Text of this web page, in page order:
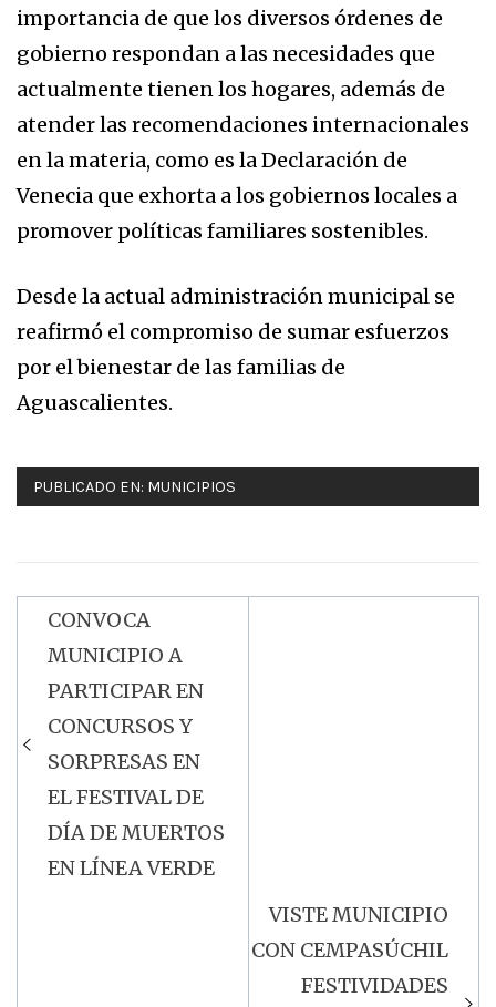
importancia de que los diversos órdenes de
gobierno respondan a las necesidades que
actualmente tienen los hogares, además de
atender las recomendaciones internacionales
en la materia, como es la Declaración de
Venecia que exhorta a los gobiernos locales a
promover políticas familiares sostenibles.
Desde la actual administración municipal se
reafirmó el compromiso de sumar esfuerzos
por el bienestar de las familias de
Aguascalientes.
PUBLICADO EN: MUNICIPIOS
Navegación
de
entradas
CONVOCA
MUNICIPIO A
PARTICIPAR EN
CONCURSOS Y
SORPRESAS EN
EL FESTIVAL DE
DÍA DE MUERTOS
EN LÍNEA VERDE
VISTE MUNICIPIO
CON CEMPASÚCHIL
FESTIVIDADES